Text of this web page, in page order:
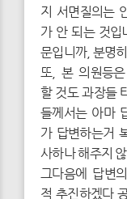
지 서면질의는
가 안 되는 것입
문입니까, 분명
또, 본 의원등
할 것도 과장들
들께서는 아마
가 답변하는거
사하나 해주지
그다음에 답변
적 추진하겠다